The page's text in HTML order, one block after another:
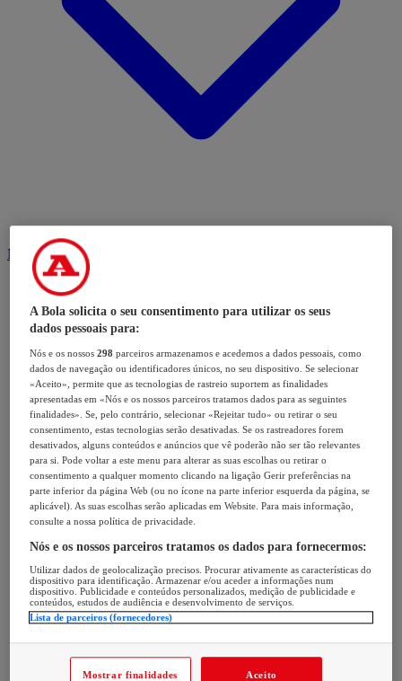
Modalidades
A Bola solicita o seu consentimento para utilizar os seus
dados pessoais para:
Nós e os nossos298 parceiros armazenamos e acedemos a dados pessoais, como
dados de navegação ou identificadores únicos, no seu dispositivo. Se selecionar
«Aceito», permite que as tecnologias de rastreio suportem as finalidades
apresentadas em «Nós e os nossos parceiros tratamos dados para as seguintes
finalidades». Se, pelo contrário, selecionar «Rejeitar tudo» ou retirar o seu
consentimento, estas tecnologias serão desativadas. Se os rastreadores forem
desativados, alguns conteúdos e anúncios que vê poderão não ser tão relevantes
para si. Pode voltar a este menu para alterar as suas escolhas ou retirar o
consentimento a qualquer momento clicando na ligação Gerir preferências na
parte inferior da página Web (ou no ícone na parte inferior esquerda da página, se
aplicável). As suas escolhas serão aplicadas em Website. Para mais informação,
consulte a nossa política de privacidade.
Nós e os nossos parceiros tratamos os dados para fornecermos:
Utilizar dados de geolocalização precisos. Procurar ativamente as características do
dispositivo para identificação. Armazenar e/ou aceder a informações num
dispositivo. Publicidade e conteúdos personalizados, medição de publicidade e
conteúdos, estudos de audiência e desenvolvimento de serviços.
Lista de parceiros (fornecedores)
Mostrar finalidades Aceito